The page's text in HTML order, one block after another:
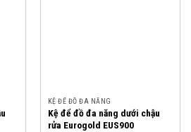
KỆ ĐỂ ĐỒ ĐA NĂNG
Kệ để đồ đa năng dưới chậu
rửa Eurogold EUS900